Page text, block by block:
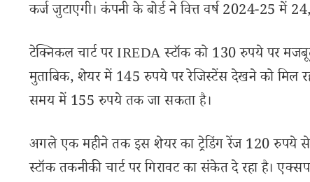
कर्ज जुटाएगी। कंपनी के बोर्ड ने वित्त वर्ष 2024-25 में
टेक्निकल चार्ट पर IREDA स्टॉक को 130 रुपये पर
मुताबिक, शेयर में 145 रुपये पर रेजिस्टेंस देखने को मिल
समय में 155 रुपये तक जा सकता है।
अगले एक महीने तक इस शेयर का ट्रेडिंग रेंज 120 रुपये से
स्टॉक तकनीकी चार्ट पर गिरावट का संकेत दे रहा है।